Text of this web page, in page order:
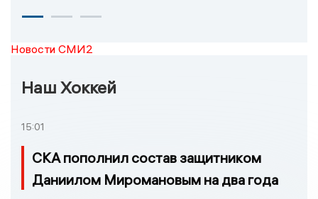
Новости СМИ2
Наш Хоккей
15:01
СКА пополнил состав защитником
Даниилом Миромановым на два года